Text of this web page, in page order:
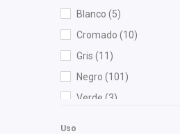
Blanco (5)
Cromado (10)
Gris (11)
Negro (101)
Verde (3)
Uso